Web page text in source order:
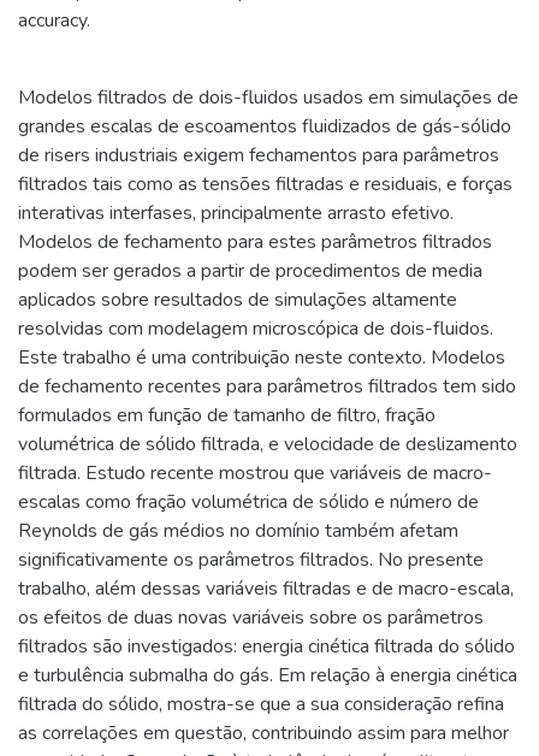
accuracy.
Modelos filtrados de dois-fluidos usados em simulações de
grandes escalas de escoamentos fluidizados de gás-sólido
de risers industriais exigem fechamentos para parâmetros
filtrados tais como as tensões filtradas e residuais, e forças
interativas interfases, principalmente arrasto efetivo.
Modelos de fechamento para estes parâmetros filtrados
podem ser gerados a partir de procedimentos de media
aplicados sobre resultados de simulações altamente
resolvidas com modelagem microscópica de dois-fluidos.
Este trabalho é uma contribuição neste contexto. Modelos
de fechamento recentes para parâmetros filtrados tem sido
formulados em função de tamanho de filtro, fração
volumétrica de sólido filtrada, e velocidade de deslizamento
filtrada. Estudo recente mostrou que variáveis de macro-
escalas como fração volumétrica de sólido e número de
Reynolds de gás médios no domínio também afetam
significativamente os parâmetros filtrados. No presente
trabalho, além dessas variáveis filtradas e de macro-escala,
os efeitos de duas novas variáveis sobre os parâmetros
filtrados são investigados: energia cinética filtrada do sólido
e turbulência submalha do gás. Em relação à energia cinética
filtrada do sólido, mostra-se que a sua consideração refina
as correlações em questão, contribuindo assim para melhor